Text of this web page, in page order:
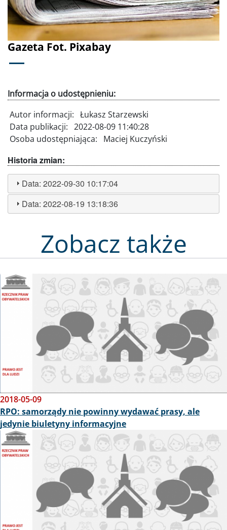
Gazeta Fot. Pixabay
Informacja o udostępnieniu:
Autor informacji: Łukasz Starzewski
Data publikacji: 2022-08-09 11:40:28
Osoba udostępniająca:
Maciej Kuczyński
Historia zmian:
Data:2022-09-30 10:17:04
Data:2022-08-19 13:18:36
Zobacz także
Obraz
2018-05-09
RPO: samorządy nie powinny wydawać prasy, ale
jedynie biuletyny informacyjne
Obraz